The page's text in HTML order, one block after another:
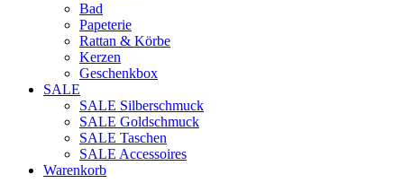
Bad
Papeterie
Rattan & Körbe
Kerzen
Geschenkbox
SALE
SALE Silberschmuck
SALE Goldschmuck
SALE Taschen
SALE Accessoires
Warenkorb